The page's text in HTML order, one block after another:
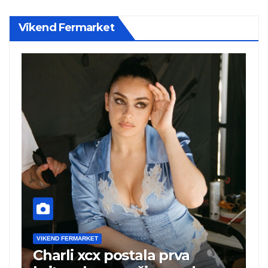
Vikend Fermarket
VIKEND FERMARKET
Charli xcx postala prva